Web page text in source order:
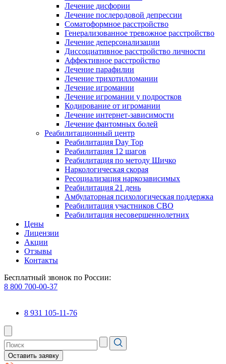
Лечение дисфории
Лечение послеродовой депрессии
Соматоформное расстройство
Генерализованное тревожное расстройство
Лечение деперсонализации
Диссоциативное расстройство личности
Аффективное расстройство
Лечение парафилии
Лечение трихотилломании
Лечение игромании
Лечение игромании у подростков
Кодирование от игромании
Лечение интернет-зависимости
Лечение фантомных болей
Реабилитационный центр
Реабилитация Day Top
Реабилитация 12 шагов
Реабилитация по методу Шичко
Наркологическая скорая
Ресоциализация наркозависимых
Реабилитация 21 день
Амбулаторная психологическая поддержка
Реабилитация участников СВО
Реабилитация несовершеннолетних
Цены
Лицензии
Акции
Отзывы
Контакты
Бесплатный звонок по России:
8 800 700-00-37
8 931 105-11-76
Оставить заявку